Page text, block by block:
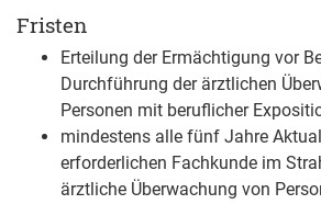
Fristen
Erteilung der Ermächtigung vor
Durchführung der ärztlichen
Personen mit beruflicher
mindestens alle fünf Jahre
erforderlichen Fachkunde im
ärztliche Überwachung von